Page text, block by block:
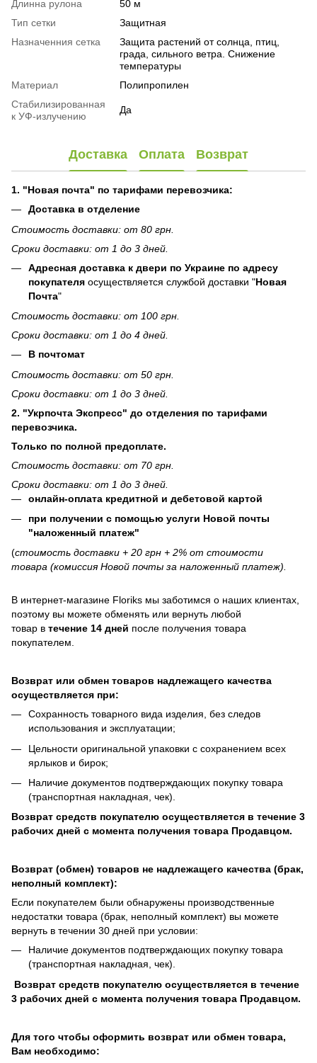
Длинна рулона
50 м
Тип сетки
Защитная
Назначенния сетка
Защита растений от солнца, птиц,
града, сильного ветра. Снижение
температуры
Материал
Полипропилен
Стабилизированная
к УФ-излучению
Да
Доставка Оплата Возврат
1. "Новая почта" по тарифами перевозчика:
Доставка в отделение
Стоимость доставки: от 80 грн.
Сроки доставки: от 1 до 3 дней.
Адресная доставка к двери по Украине по адресу
покупателя осуществляется службой доставки "Новая
Почта"
Стоимость доставки: от 100 грн.
Сроки доставки: от 1 до 4 дней.
В почтомат
Стоимость доставки: от 50 грн.
Сроки доставки: от 1 до 3 дней.
2. "Укрпочта Экспресс" до отделения по тарифами
перевозчика.
Только по полной предоплате.
Стоимость доставки: от 70 грн.
Сроки доставки: от 1 до 3 дней.
онлайн-оплата кредитной и дебетовой картой
при получении с помощью услуги Новой почты
"наложенный платеж"
(стоимость доставки + 20 грн + 2% от стоимости
товара (комиссия Новой почты за наложенный платеж).
В интернет-магазине Floriks мы заботимся о наших клиентах,
поэтому вы можете обменять или вернуть любой
товар в течение 14 дней после получения товара
покупателем.
Возврат или обмен товаров надлежащего качества
осуществляется при:
Сохранность товарного вида изделия, без следов
использования и эксплуатации;
Цельности оригинальной упаковки с сохранением всех
ярлыков и бирок;
Наличие документов подтверждающих покупку товара
(транспортная накладная, чек).
Возврат средств покупателю осуществляется в течение 3
рабочих дней с момента получения товара Продавцом.
Возврат (обмен) товаров не надлежащего качества (брак,
неполный комплект):
Если покупателем были обнаружены производственные
недостатки товара (брак, неполный комплект) вы можете
вернуть в течении 30 дней при условии:
Наличие документов подтверждающих покупку товара
(транспортная накладная, чек).
Возврат средств покупателю осуществляется в течение
3 рабочих дней с момента получения товара Продавцом.
Для того чтобы оформить возврат или обмен товара,
Вам необходимо: